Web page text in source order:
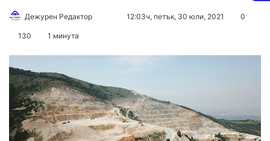
Дежурен Редактор
w
o
n
X
n
e
m
a
12:03ч, петък, 30 юли, 2021 0
130 1 минута